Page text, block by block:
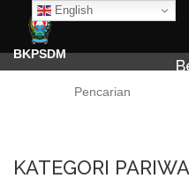
English
BKPSDM
KATEGORI